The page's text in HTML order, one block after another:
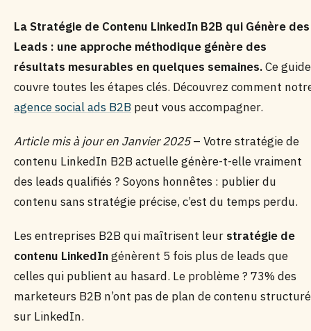
La Stratégie de Contenu LinkedIn B2B qui Génère des
Leads : une approche méthodique génère des
résultats mesurables en quelques semaines.Ce guide
couvre toutes les étapes clés. Découvrez comment
agence social ads B2B peut vous accompagner.
Article mis à jour en Janvier 2025– Votre stratégie de
contenu LinkedIn B2B actuelle génère-t-elle vraiment
des leads qualifiés ? Soyons honnêtes : publier du
contenu sans stratégie précise, c’est du temps perdu.
Les entreprises B2B qui maîtrisent leur stratégie de
contenu LinkedIngénèrent 5 fois plus de leads que
celles qui publient au hasard. Le problème ? 73% des
marketeurs B2B n’ont pas de plan de contenu structuré
sur LinkedIn.